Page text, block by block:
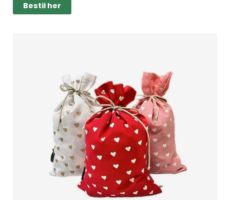
Bestil her